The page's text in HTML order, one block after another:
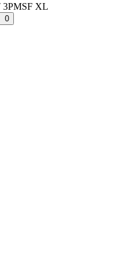
3PMSF XL
0